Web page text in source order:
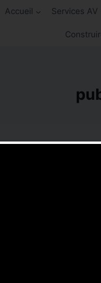
Accueil Services AV